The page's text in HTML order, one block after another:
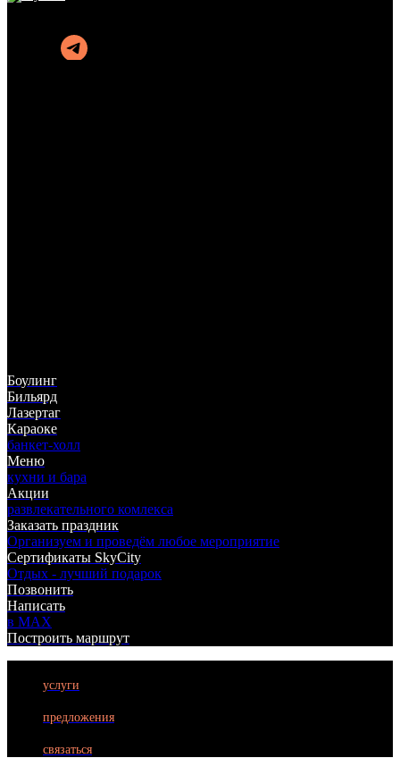
БИЛЬЯРД
ЛАЗЕРТАГ
Боулинг
Бильярд
Лазертаг
Караоке
банкет-холл
Меню
кухни и бара
Акции
развлекательного комлекса
Заказать праздник
Организуем и проведём любое мероприятие
Сертификаты SkyCity
Отдых - лучший подарок
Позвонить
Написать
в MAX
Построить маршрут
услуги
предложения
связаться